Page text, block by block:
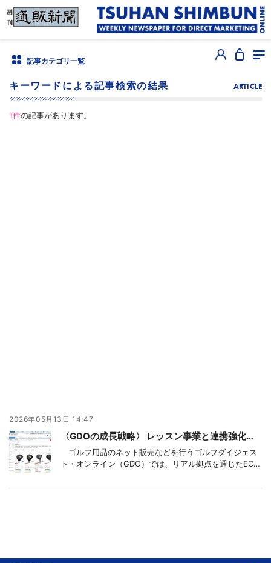
記事カテゴリ一覧
キーワードによる記事検索の結果 ARTICLE
1件の記事があります。
2026年05月13日 14:47
〈GDOの成長戦略〉 レッスン事業と連携強化、フィッティングからEC送客
ゴルフ用品のネット販売などを行うゴルフダイジェス
ト・オンライン（GDO）では、リアル拠点を通じたEC送
スタジオでの顧客ごとの個別商品提案が成果につながっ